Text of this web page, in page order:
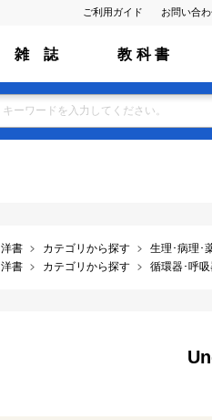
ご利用ガイド お問い合
雑 誌 教 科 書
洋書 カテゴリから探す 生理･病理･
洋書 カテゴリから探す 循環器･呼